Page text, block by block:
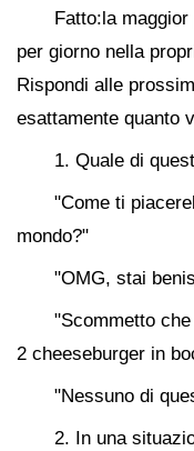
Fatto:la
per giorno nella
Rispondi alle
esattamente quanto
1. Quale di
"Come ti
mondo?"
"OMG, stai
"Scommetto
2 cheeseburger in
"Nessuno di
2. In una